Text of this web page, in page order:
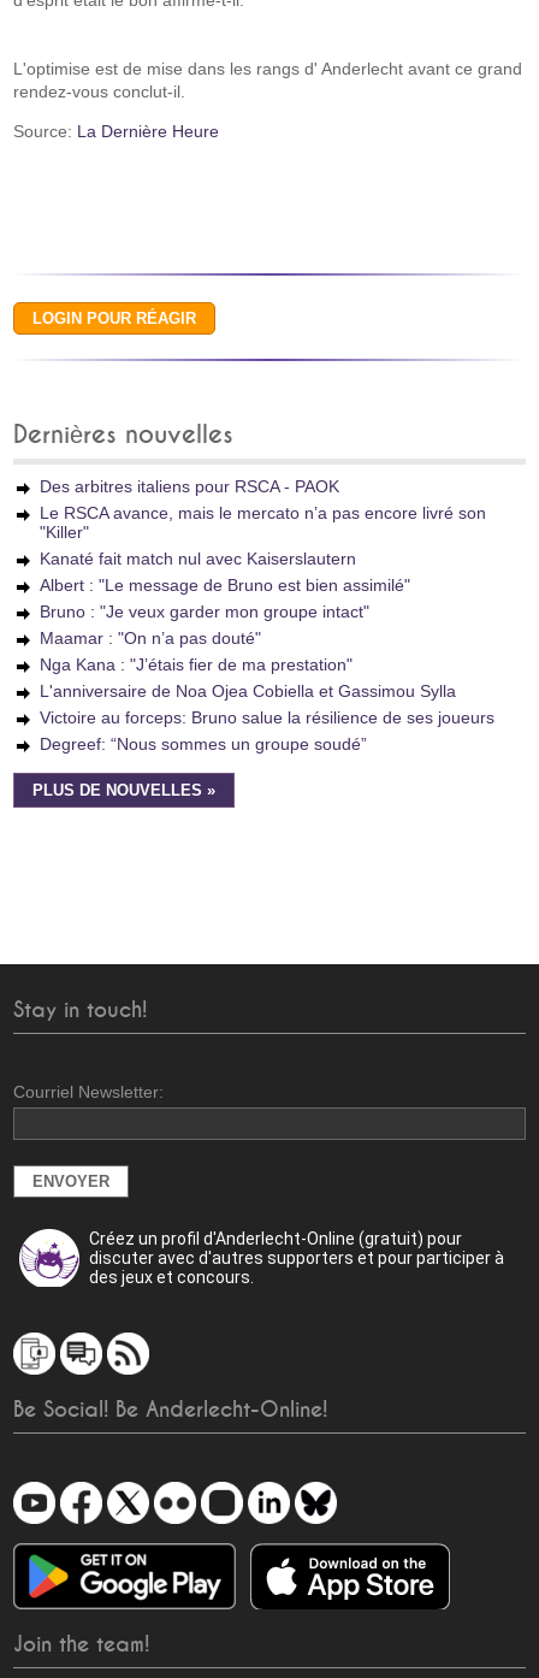
L'optimise est de mise dans les rangs d' Anderlecht avant ce grand
rendez-vous conclut-il.
Source: La Dernière Heure
Dernières nouvelles
Des arbitres italiens pour RSCA - PAOK
Le RSCA avance, mais le mercato n’a pas encore livré son
"Killer"
Kanaté fait match nul avec Kaiserslautern
Albert : "Le message de Bruno est bien assimilé"
Bruno : "Je veux garder mon groupe intact"
Maamar : "On n’a pas douté"
Nga Kana : "J’étais fier de ma prestation"
L'anniversaire de Noa Ojea Cobiella et Gassimou Sylla
Victoire au forceps: Bruno salue la résilience de ses joueurs
Degreef: “Nous sommes un groupe soudé”
PLUS DE NOUVELLES »
Stay in touch!
Courriel Newsletter:
Créez un profil d'Anderlecht-Online (gratuit) pour
discuter avec d'autres supporters et pour participer à
des jeux et concours.
Be Social! Be Anderlecht-Online!
Join the team!